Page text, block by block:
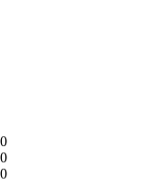
0
0
0